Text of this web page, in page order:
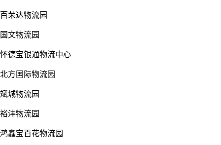
百荣达物流园
国文物流园
怀德宝银通物流中心
北方国际物流园
斌城物流园
裕沣物流园
鸿鑫宝百花物流园